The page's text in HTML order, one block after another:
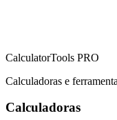
CalculatorTools PRO
Calculadoras e
Calculadoras